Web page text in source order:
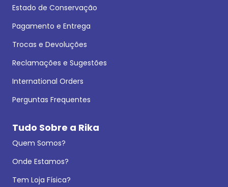
Estado de Conservação
Pagamento e Entrega
Trocas e Devoluções
Reclamações e Sugestões
International Orders
Perguntas Frequentes
Tudo Sobre a Rika
Quem Somos?
Onde Estamos?
Tem Loja Física?